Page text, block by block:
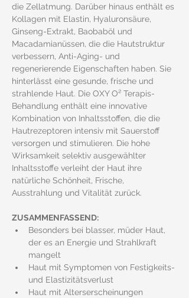
die Zellatmung. Darüber hinaus enthält es
Kollagen mit Elastin, Hyaluronsäure,
Ginseng-Extrakt, Baobaböl und
Macadamianüssen, die die Hautstruktur
verbessern, Anti-Aging- und
regenerierende Eigenschaften haben. Sie
hinterlässt eine gesunde, frische und
strahlende Haut. Die OXY O² Terapis-
Behandlung enthält eine innovative
Kombination von Inhaltsstoffen, die die
Hautrezeptoren intensiv mit Sauerstoff
versorgen und stimulieren. Die hohe
Wirksamkeit selektiv ausgewählter
Inhaltsstoffe verleiht der Haut ihre
natürliche Schönheit, Frische,
Ausstrahlung und Vitalität zurück.
ZUSAMMENFASSEND:
Besonders bei blasser, müder Haut,
der es an Energie und Strahlkraft
mangelt
Haut mit Symptomen von Festigkeits-
und Elastizitätsverlust
Haut mit Alterserscheinungen